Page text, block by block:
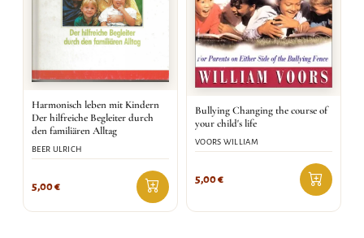
Harmonisch leben mit Kindern
Der hilfreiche Begleiter durch
den familiären Alltag
BEER ULRICH
5,00€
Bullying Changing the course of
your child's life
VOORS WILLIAM
5,00€